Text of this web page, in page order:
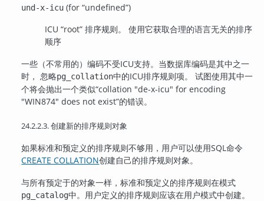
und-x-icu (for“undefined”)
ICU“root” 排序规则。 使用它获取合理的语言无关的排序
顺序
一些（不常用的）编码不受ICU支持。当数据库编码是其中之一
时， 忽略pg_collation中的ICU排序规则项。 试图使用其中一
个将会抛出一个类似“collation "de-x-icu" for encoding
"WIN874" does not exist”的错误。
24.2.2.3. 创建新的排序规则对象
如果标准和预定义的排序规则不够用，用户可以使用SQL命令
CREATE COLLATION创建自己的排序规则对象。
与所有预定于的对象一样，标准和预定义的排序规则在模式
pg_catalog中。用户定义的排序规则应该在用户模式中创建。